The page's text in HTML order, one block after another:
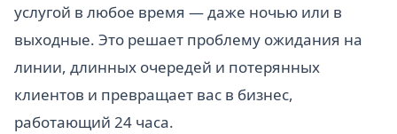
услугой в любое время — даже ночью или в
выходные. Это решает проблему ожидания на
линии, длинных очередей и потерянных
клиентов и превращает вас в бизнес,
работающий 24 часа.